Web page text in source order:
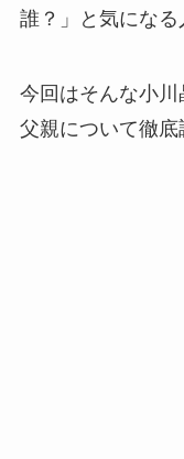
誰？」と気になる
今回はそんな小川
父親について徹底